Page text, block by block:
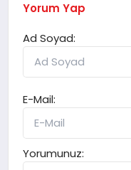
Yorum Yap
Ad Soyad:
E-Mail:
Yorumunuz: